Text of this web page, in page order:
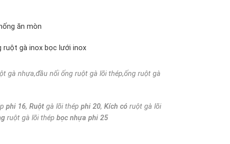
ăn mòn
ruột gà inox bọc lưới inox
gà nhựa,đầu nối ống ruột gà lõi thép,ống ruột gà
phi 16,Ruột gà lõi thépphi 20,Kích có ruột gà lõi
ruột gà lõi thépbọc nhựa phi 25